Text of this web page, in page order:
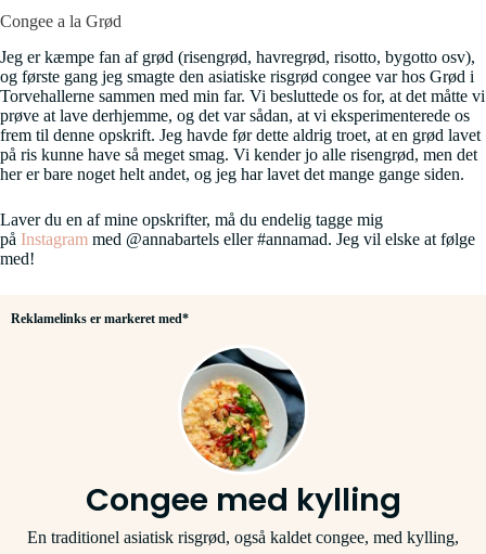
Congee a la Grød
Jeg er kæmpe fan af grød (risengrød, havregrød, risotto, bygotto osv),
og første gang jeg smagte den asiatiske risgrød congee var hos Grød i
Torvehallerne sammen med min far. Vi besluttede os for, at det måtte vi
prøve at lave derhjemme, og det var sådan, at vi eksperimenterede os
frem til denne opskrift. Jeg havde før dette aldrig troet, at en grød lavet
på ris kunne have så meget smag. Vi kender jo alle risengrød, men det
her er bare noget helt andet, og jeg har lavet det mange gange siden.
Laver du en af mine opskrifter, må du endelig tagge mig
på Instagram med @annabartels eller #annamad. Jeg vil elske at følge
med!
Reklamelinks er markeret med*
Congee med kylling
En traditionel asiatisk risgrød, også kaldet congee, med kylling,